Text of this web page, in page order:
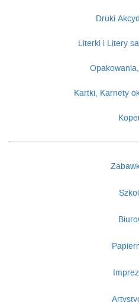
Druki
Literki i Litery
Kartki, Karnety